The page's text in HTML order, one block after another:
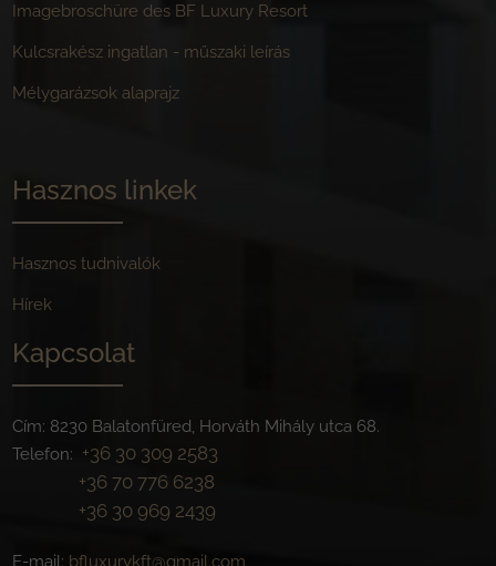
Imagebroschüre des BF Luxury Resort
Kulcsrakész ingatlan - műszaki leírás
Mélygarázsok alaprajz
Hasznos linkek
Hasznos tudnivalók
Hírek
Kapcsolat
Cím: 8230 Balatonfüred, Horváth Mihály utca 68.
Telefon: +36 30 309 2583
+36 70 776 6238
+36 30 969 2439
E-mail: bfluxurykft@gmail.com